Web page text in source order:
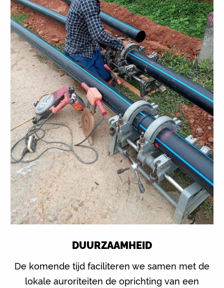
DUURZAAMHEID
De komende tijd faciliteren we samen met de
lokale auroriteiten de oprichting van een